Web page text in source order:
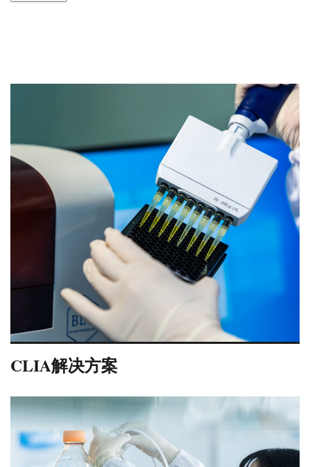
VIEW DETAILS
CLIA解决方案